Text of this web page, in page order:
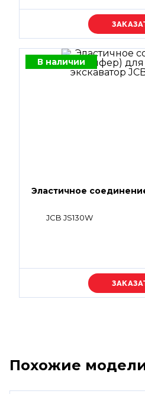
В наличии
Эластичное
JCB JS130W
Похожие